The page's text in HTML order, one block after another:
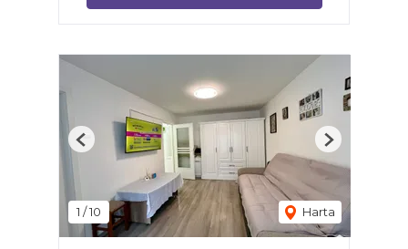
1 /10 Harta
Previous Next